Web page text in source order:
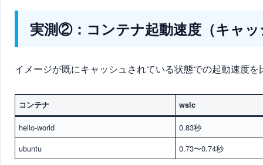
実測②：コンテナ起動速度（キャ
イメージが既にキャッシュされている状態での起動速度を
コンテナ wslc
hello-world
0.83秒
ubuntu
0.73〜0.74秒